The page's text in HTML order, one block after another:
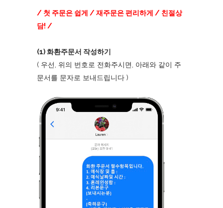
/ 첫 주문은 쉽게 / 재주문은 편리하게 / 친절상
담! /
(1) 화환주문서 작성하기
( 우선, 위의 번호로 전화주시면, 아래와 같이 주
문서를 문자로 보내드립니다 )